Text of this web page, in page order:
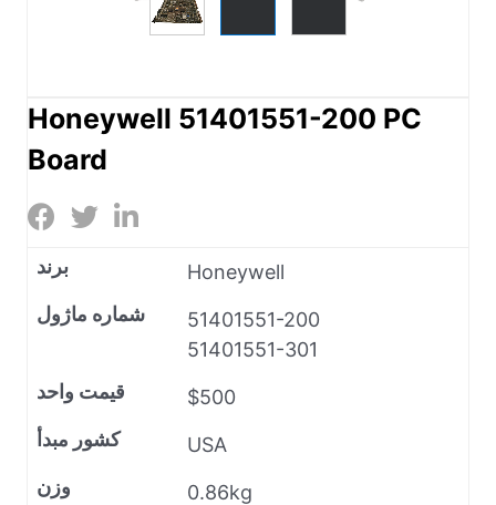
Honeywell 51401551-200 PC
Board
برند
Honeywell
شماره ماژول
51401551-200
51401551-301
قیمت واحد
$500
کشور مبدأ
USA
وزن
0.86kg